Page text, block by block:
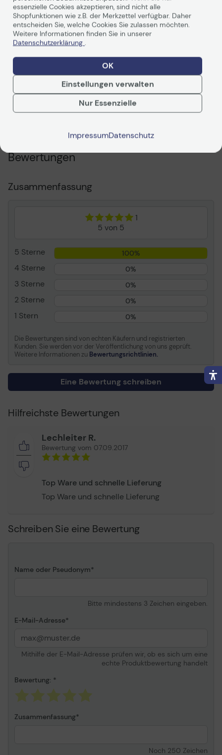
Allgemein
Hersteller
Canon
8714574631806
Hauptmerkmale
Produktbeschreibung
Canon PGI-570PGBK XL
Schwarz - Original -
Produkttyp
Druckfarbe
Hohe Ergiebigkeit
Blister mit
Kompatibel mit
PIXMA MG5750, MG5751,
MG5752, MG5753,
MG6852, MG6853,
MG7750, MG7751,
Verbrauchsmaterialtyp
Tintenbehälter
Farbe
Schwarz ( pigmentiert )
Kapazität
22 ml
Farbkategorie
Schwarz
Packungstyp
Informationen zur Kompatibilität
MG5753, MG6850,
Weiterlesen
Bewertungen
Zusammenfassung
1
5 von 5
5 Sterne 100%
4 Sterne 0%
3 Sterne 0%
2 Sterne 0%
1 Stern 0%
Die Bewertungen sind von echten Käufern und registrierten
Kunden. Sie werden vor der Veröffentlichung von uns geprüft.
Weitere Informationen zu Bewertungsrichtlinien.
Eine Bewertung schreiben
Hilfreichste Bewertungen
Lechleiter R.
Bewertung vom 07.09.2017
Top Ware und schnelle Lieferung
Top Ware und schnelle Lieferung
Schreiben Sie eine Bewertung
Name oder Pseudonym
Bitte mindestens 3 Zeichen eingeben.
E-Mail-Adresse
Mithilfe der E-Mail-Adresse prüfen wir, ob es sich um eine
echte Produktbewertung handelt
Bewertung:
Zusammenfassung
Noch 250 Zeichen
essenzielle Cookies akzeptieren, sind nicht alle
Shopfunktionen wie z.B. der Merkzettel verfügbar. Daher
entscheiden Sie, welche Cookies Sie zulassen möchten.
Weitere Informationen finden Sie in unserer
Datenschutzerklärung .
OK
Einstellungen verwalten
Nur Essenzielle
ImpressumDatenschutz